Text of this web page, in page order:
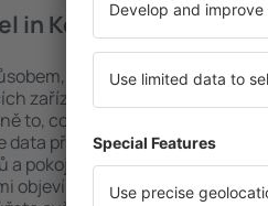
in Keswick?
jak najít hotel in Keswick,
zařízení na stránce eSky. Díky
to, co hledáte. Do
příjezdu a odjezdu.
a pokojů. A máte hotovo!
objeví všechna dostupná